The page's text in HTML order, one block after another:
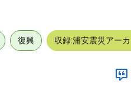
復興 収録:浦安震災アーカ